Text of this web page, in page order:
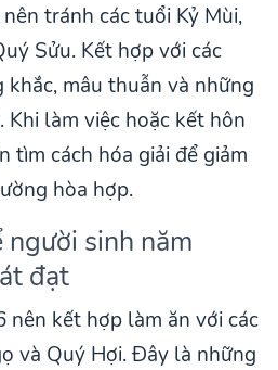
tránh các tuổi Kỷ Mùi,
Sửu. Kết hợp với các
mâu thuẫn và những
làm việc hoặc kết hôn
tìm cách hóa giải để giảm
hòa hợp.
sinh năm
đạt
nên kết hợp làm ăn với các
và Quý Hợi. Đây là những